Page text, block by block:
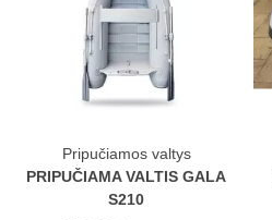
Pripučiamos valtys
PRIPUČIAMA VALTIS GALA
S210